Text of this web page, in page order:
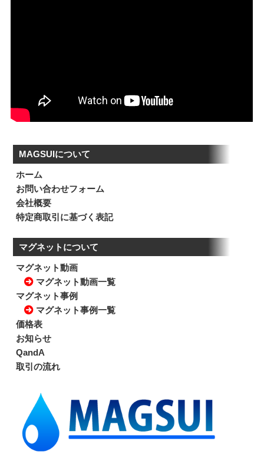
マグネットについて
マグネット動画
マグネット動画一覧
マグネット事例
マグネット事例一覧
価格表
お知らせ
QandA
取引の流れ
MAGSUIについて
ホーム
お問い合わせフォーム
会社概要
特定商取引に基づく表記